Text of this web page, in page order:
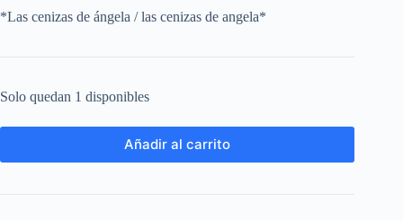
*Las cenizas de ángela / las cenizas de angela*
Solo quedan 1 disponibles
Añadir al carrito